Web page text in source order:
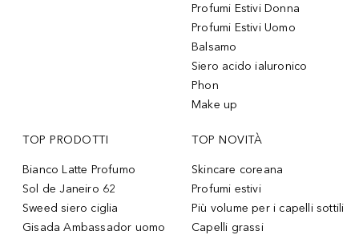
Profumi Estivi Donna
Profumi Estivi Uomo
Balsamo
Siero acido ialuronico
Phon
Make up
TOP PRODOTTI
Bianco Latte Profumo
Sol de Janeiro 62
Sweed siero ciglia
Gisada Ambassador uomo
TOP NOVITÀ
Skincare coreana
Profumi estivi
Più volume per i capelli sottili
Capelli grassi